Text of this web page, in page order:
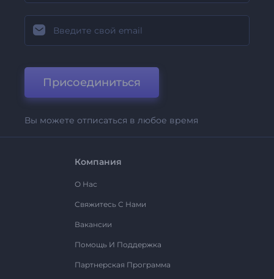
Присоединиться
Вы можете отписаться в любое время
Компания
О Нас
Свяжитесь С Нами
Вакансии
Помощь И Поддержка
Партнерская Программа